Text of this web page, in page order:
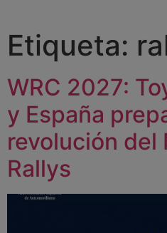
Etiqueta:
WRC 2027:
y España
revolución del
Rallys